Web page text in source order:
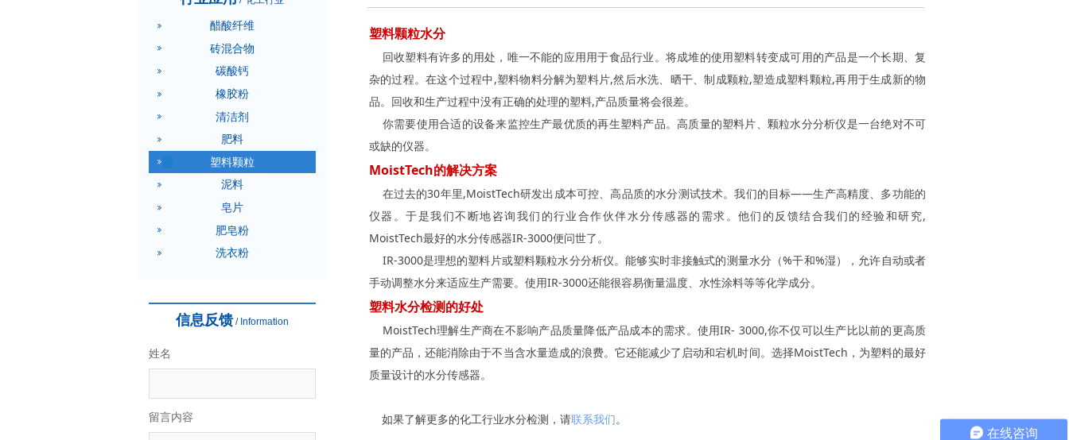
塑料颗粒水分
回收塑料有许多的用处，唯一不能的应用用于食品行业。将成堆的使用塑料转变成可用的产品是一个长期、复
杂的过程。在这个过程中,塑料物料分解为塑料片,然后水洗、晒干、制成颗粒,塑造成塑料颗粒,再用于生成新的物
品。回收和生产过程中没有正确的处理的塑料,产品质量将会很差。
你需要使用合适的设备来监控生产最优质的再生塑料产品。高质量的塑料片、颗粒水分分析仪是一台绝对不可
或缺的仪器。
MoistTech的解决方案
在过去的30年里,MoistTech研发出成本可控、高品质的水分测试技术。我们的目标——生产高精度、多功能的
仪器。于是我们不断地咨询我们的行业合作伙伴水分传感器的需求。他们的反馈结合我们的经验和研究,
MoistTech最好的水分传感器IR-3000便问世了。
IR-3000是理想的塑料片或塑料颗粒水分分析仪。能够实时非接触式的测量水分（%干和%湿），允许自动或者
手动调整水分来适应生产需要。使用IR-3000还能很容易衡量温度、水性涂料等等化学成分。
塑料水分检测的好处
MoistTech理解生产商在不影响产品质量降低产品成本的需求。使用IR- 3000,你不仅可以生产比以前的更高质
量的产品，还能消除由于不当含水量造成的浪费。它还能减少了启动和宕机时间。选择MoistTech，为塑料的最好
质量设计的水分传感器。
如果了解更多的化工行业水分检测，请联系我们。
醋酸纤维
砖混合物
碳酸钙
橡胶粉
清洁剂
肥料
塑料颗粒
泥料
皂片
肥皂粉
洗衣粉
信息反馈/ Information
姓名
留言内容
在线咨询